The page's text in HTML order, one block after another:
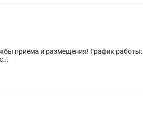
2; с 08:00 до 20:00. Обязанности: заселение и
работа с...